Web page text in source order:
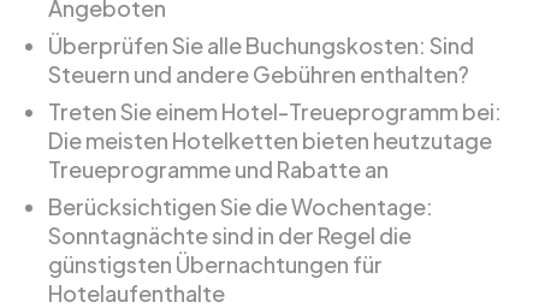
Angeboten
Überprüfen Sie alle Buchungskosten: Sind
Steuern und andere Gebühren enthalten?
Treten Sie einem Hotel-Treueprogramm bei:
Die meisten Hotelketten bieten heutzutage
Treueprogramme und Rabatte an
Berücksichtigen Sie die Wochentage:
Sonntagnächte sind in der Regel die
günstigsten Übernachtungen für
Hotelaufenthalte